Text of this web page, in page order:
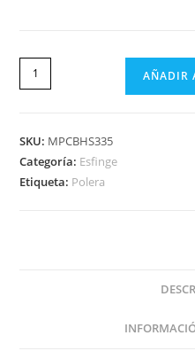
AÑADIR
SKU: MPCBHS335
Categoría: Esfinge
Etiqueta: Polera